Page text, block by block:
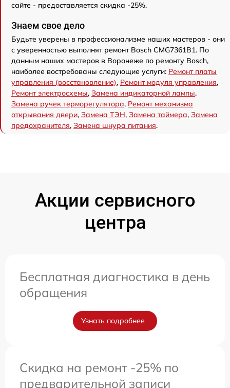
сайте - предоставляется скидка -25%.
Знаем свое дело
Будьте уверены в профессионализме наших мастеров - они
с уверенностью выполнят ремонт Bosch CMG7361B1. По
данным наших мастеров в Воронеже по ремонту Bosch,
наиболее востребованы следующие услуги: Ремонт платы
управления (восстановление), Ремонт модуля управления,
Ремонт электросхемы, Замена индикаторной лампы,
Замена ручек терморегулятора, Ремонт механизма
открывания двери, Замена ТЭН, Замена таймера, Замена
предохранителя, Замена шнура питания.
Акции сервисного
центра
Бесплатная диагностика в день
обращения
Узнать подробнее
Скидка на ремонт -25% по
предварительной записи